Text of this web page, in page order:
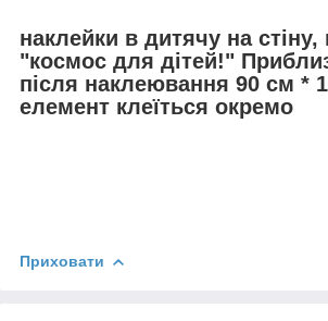
наклейки в дитячу на
"космос для дітей!"
після наклеювання 90 см *
елемент клеїться окремо
Приховати